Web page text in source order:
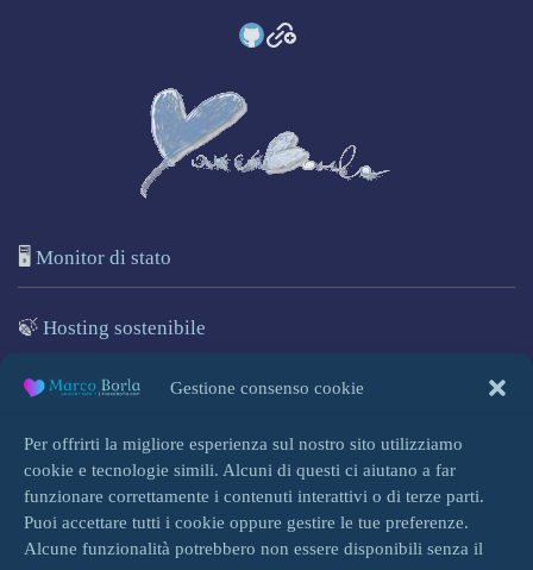
Gestione consenso cookie
Per offrirti la migliore esperienza sul nostro sito utilizziamo
cookie e tecnologie simili. Alcuni di questi ci aiutano a far
funzionare correttamente i contenuti interattivi o di terze parti.
Puoi accettare tutti i cookie oppure gestire le tue preferenze.
Alcune funzionalità potrebbero non essere disponibili senza il
🖥️ Monitor di stato
🍃 Hosting sostenibile
🌐
Marcoborla.com
Accedi